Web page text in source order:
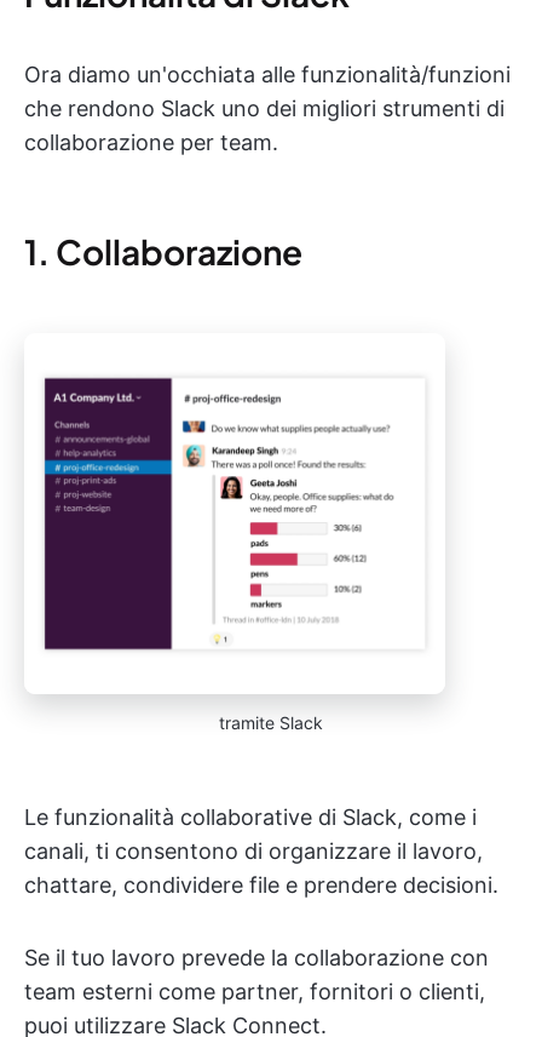
Ora diamo un'occhiata alle funzionalità/funzioni
che rendono Slack uno dei migliori strumenti di
collaborazione per team.
1. Collaborazione
tramite Slack
Le funzionalità collaborative di Slack, come i
canali, ti consentono di organizzare il lavoro,
chattare, condividere file e prendere decisioni.
Se il tuo lavoro prevede la collaborazione con
team esterni come partner, fornitori o clienti,
puoi utilizzare Slack Connect.